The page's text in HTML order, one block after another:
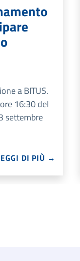
a BITUS.
16:30 del
settembre
DI PIÙ →